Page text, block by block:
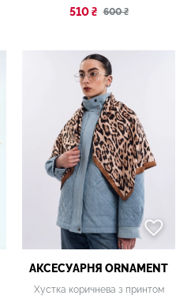
510 ₴ 600 ₴
АКСЕСУАРНЯ ОRNAMENT
Хустка коричнева з принтом